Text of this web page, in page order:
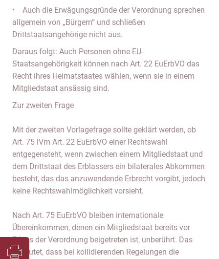
• Auch die Erwägungsgründe der Verordnung sprechen
allgemein von „Bürgern“ und schließen
Drittstaatsangehörige nicht aus.
Daraus folgt: Auch Personen ohne EU-
Staatsangehörigkeit können nach Art. 22 EuErbVO das
Recht ihres Heimatstaates wählen, wenn sie in einem
Mitgliedstaat ansässig sind.
Zur zweiten Frage
Mit der zweiten Vorlagefrage sollte geklärt werden, ob
Art. 75 iVm Art. 22 EuErbVO einer Rechtswahl
entgegensteht, wenn zwischen einem Mitgliedstaat und
dem Drittstaat des Erblassers ein bilaterales Abkommen
besteht, das das anzuwendende Erbrecht vorgibt, jedoch
keine Rechtswahlmöglichkeit vorsieht.
Nach Art. 75 EuErbVO bleiben internationale
Übereinkommen, denen ein Mitgliedstaat bereits vor
Erlass der Verordnung beigetreten ist, unberührt. Das
bedeutet, dass bei kollidierenden Regelungen die